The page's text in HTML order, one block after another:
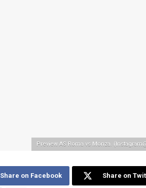
Preview AS Roma vs Monza.
Share on Facebook Share on